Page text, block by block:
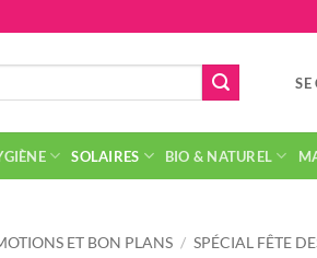
SE
SOLAIRES BIO & NATUREL
ET BON PLANS / SPÉCIAL FÊTE